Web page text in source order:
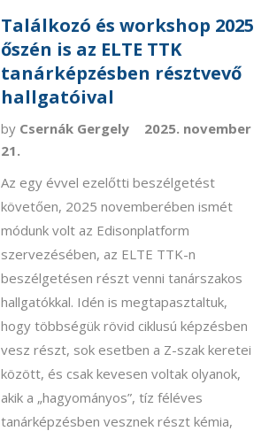
Találkozó és workshop 2025
őszén is az ELTE TTK
tanárképzésben résztvevő
hallgatóival
by Csernák Gergely
2025. november
21.
Az egy évvel ezelőtti beszélgetést
követően, 2025 novemberében ismét
módunk volt az Edisonplatform
szervezésében, az ELTE TTK-n
beszélgetésen részt venni tanárszakos
hallgatókkal. Idén is megtapasztaltuk,
hogy többségük rövid ciklusú képzésben
vesz részt, sok esetben a Z-szak keretei
között, és csak kevesen voltak olyanok,
akik a „hagyományos”, tíz féléves
tanárképzésben vesznek részt kémia,